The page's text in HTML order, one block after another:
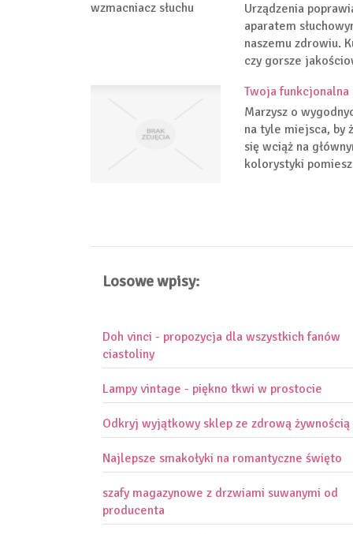
Urządzenia
aparatem
naszemu zdrowiu.
czy gorsze
Twoja funkcjonalna
Marzysz o
na tyle miejsca, by
się wciąż na
kolorystyki
Losowe wpisy:
Doh vinci - propozycja dla wszystkich fanów
ciastoliny
Lampy vintage - piękno tkwi w prostocie
Odkryj wyjątkowy sklep ze zdrową żywnością
Najlepsze smakołyki na romantyczne święto
szafy magazynowe z drzwiami suwanymi od
producenta